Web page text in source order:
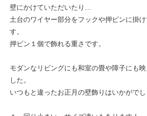
壁にかけていただいたり…
土台のワイヤー部分をフックや押ピンに掛
す。
押ピン１個で飾れる重さです。
モダンなリビングにも和室の畳や障子にも
した。
いつもと違ったお正月の壁飾りはいかがでし